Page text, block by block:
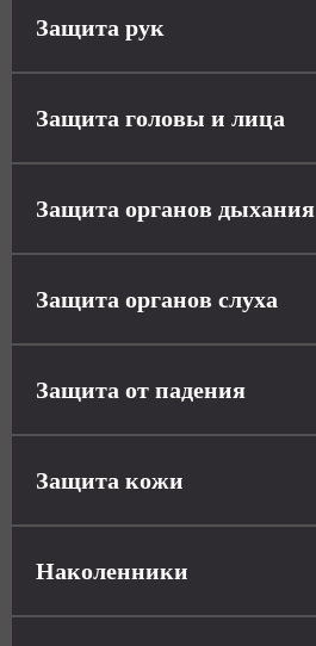
Защита рук
Защита головы и лица
Защита органов дыхания
Защита органов слуха
Защита от падения
Защита кожи
Наколенники